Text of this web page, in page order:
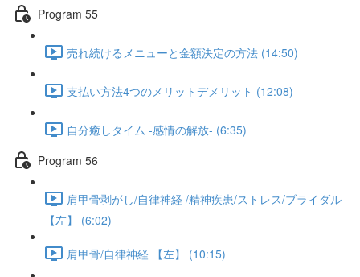
Program 55
売れ続けるメニューと金額決定の方法 (14:50)
支払い方法4つのメリットデメリット (12:08)
自分癒しタイム -感情の解放- (6:35)
Program 56
肩甲骨剥がし/自律神経 /精神疾患/ストレス/ブライダル
【左】 (6:02)
肩甲骨/自律神経 【左】 (10:15)